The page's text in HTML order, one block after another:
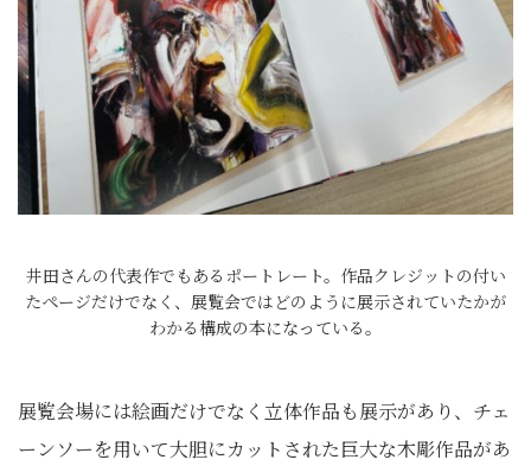
井田さんの代表作でもあるポートレート。作品クレジットの付い
たページだけでなく、展覧会ではどのように展示されていたかが
わかる構成の本になっている。
展覧会場には絵画だけでなく立体作品も展示があり、チェ
ーンソーを用いて大胆にカットされた巨大な木彫作品があ